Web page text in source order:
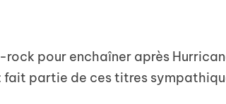
pour enchaîner après
fait partie de ces titres